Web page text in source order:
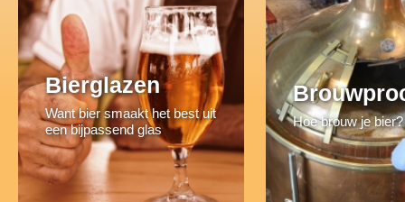
Bierglazen
Want bier smaakt het best uit
een bijpassend glas
Hoe brouw je bier?